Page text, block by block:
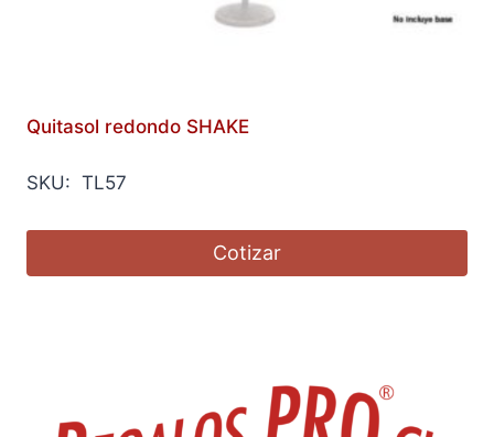
Quitasol redondo SHAKE
SKU: TL57
Cotizar